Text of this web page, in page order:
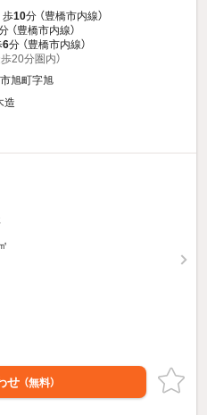
歩10分 （豊橋市内線）
（豊橋市内線）
6分 （豊橋市内線）
20分圏内）
旭町字旭
造
せ （無料）